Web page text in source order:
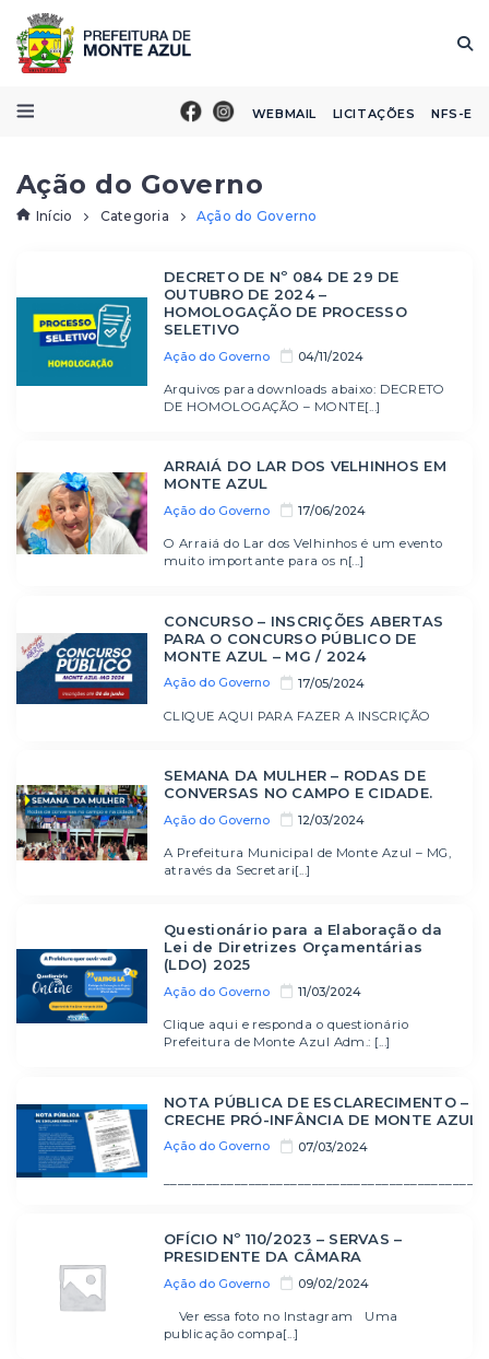
WEBMAIL LICITAÇÕES NFS-E
Ação do Governo
Início Categoria Ação do Governo
Ação do Governo 04/11/2024
DECRETO DE Nº 084 DE 29 DE
OUTUBRO DE 2024 –
HOMOLOGAÇÃO DE PROCESSO
SELETIVO
Arquivos para downloads abaixo: DECRETO
DE HOMOLOGAÇÃO – MONTE[...]
Ação do Governo 17/06/2024
ARRAIÁ DO LAR DOS VELHINHOS EM
MONTE AZUL
O Arraiá do Lar dos Velhinhos é um evento
muito importante para os n[...]
Ação do Governo 17/05/2024
CONCURSO – INSCRIÇÕES ABERTAS
PARA O CONCURSO PÚBLICO DE
MONTE AZUL – MG / 2024
CLIQUE AQUI PARA FAZER A INSCRIÇÃO
Ação do Governo 12/03/2024
SEMANA DA MULHER – RODAS DE
CONVERSAS NO CAMPO E CIDADE.
A Prefeitura Municipal de Monte Azul – MG,
através da Secretari[...]
Ação do Governo 11/03/2024
Questionário para a Elaboração da
Lei de Diretrizes Orçamentárias
(LDO) 2025
Clique aqui e responda o questionário
Prefeitura de Monte Azul Adm.: [...]
Ação do Governo 07/03/2024
NOTA PÚBLICA DE ESCLARECIMENTO –
CRECHE PRÓ-INFÂNCIA DE MONTE AZUL
Ação do Governo 09/02/2024
OFÍCIO Nº 110/2023 – SERVAS –
PRESIDENTE DA CÂMARA
Ver essa foto no Instagram Uma
publicação compa[...]